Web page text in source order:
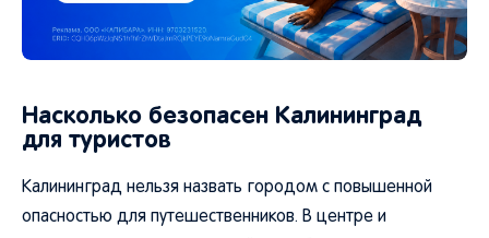
Насколько безопасен Калининград
для туристов
Калининград нельзя назвать городом с повышенной
опасностью для путешественников. В центре и